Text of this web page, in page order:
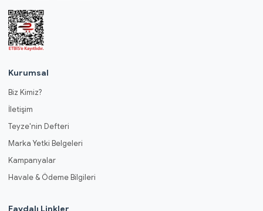
Kurumsal
Biz Kimiz?
İletişim
Teyze'nin Defteri
Marka Yetki Belgeleri
Kampanyalar
Havale & Ödeme Bilgileri
Faydalı Linkler